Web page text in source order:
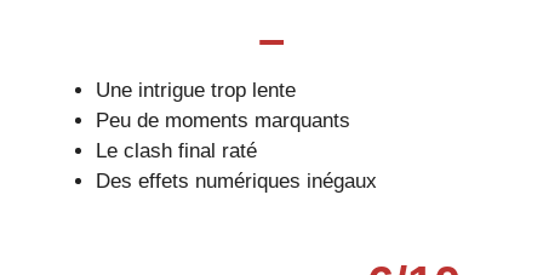
–
Une intrigue trop lente
Peu de moments marquants
Le clash final raté
Des effets numériques inégaux